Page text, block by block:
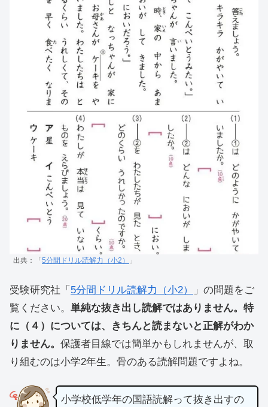
出典：「 5分間ドリル読解力（小2） 」
受験研究社「 5分間ドリル読解力（小2）
」の問題をご
覧ください。 単純な抜き出し読解ではありません。特
に（４）については、きちんと読まないと正解がわか
りません。 保護者目線では簡単かもしれませんが、取
り組むのは小学2年生。骨のある読解問題ですよね。
小学校低学年の国語読解って抜き出すの